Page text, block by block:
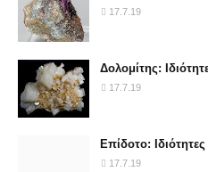
17.7.19
Δολομίτης:
17.7.19
Επίδοτο:
17.7.19